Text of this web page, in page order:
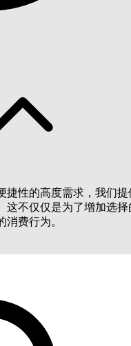
捷性的高度需求，我们提
这不仅仅是为了增加选择
费行为。